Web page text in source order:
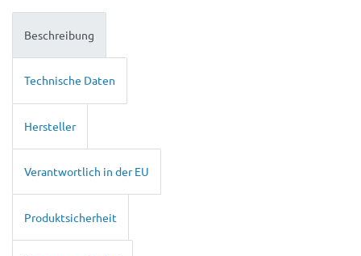
Beschreibung
Technische Daten
Hersteller
Verantwortlich in der EU
Produktsicherheit